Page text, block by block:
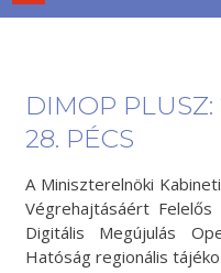
DIMOP
28. PÉCS
A Miniszterelnöki
Végrehajtásáért
Digitális Megújulás
Hatóság regionális